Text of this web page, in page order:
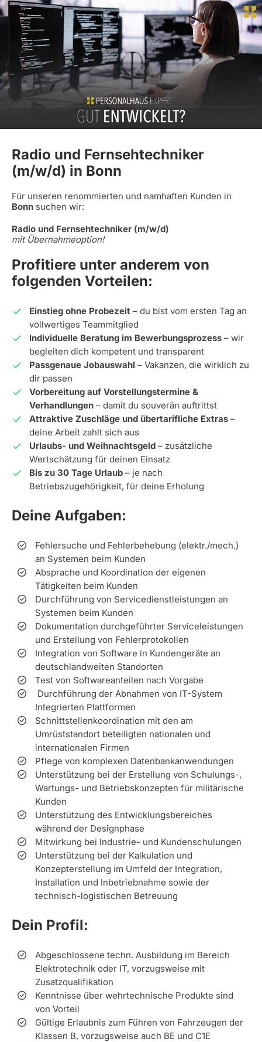
Radio und Fernsehtechniker
(m/w/d) in Bonn
Für unseren renommierten und namhaften Kunden in
Bonn suchen wir:
Radio und Fernsehtechniker (m/w/d)
mit Übernahmeoption!
Profitiere unter anderem von
folgenden Vorteilen:
Einstieg ohne Probezeit – du bist vom ersten Tag an
vollwertiges Teammitglied
Individuelle Beratung im Bewerbungsprozess – wir
begleiten dich kompetent und transparent
Passgenaue Jobauswahl – Vakanzen, die wirklich zu
dir passen
Vorbereitung auf Vorstellungstermine &
Verhandlungen – damit du souverän auftrittst
Attraktive Zuschläge und übertarifliche Extras –
deine Arbeit zahlt sich aus
Urlaubs- und Weihnachtsgeld – zusätzliche
Wertschätzung für deinen Einsatz
Bis zu 30 Tage Urlaub – je nach
Betriebszugehörigkeit, für deine Erholung
Deine Aufgaben:
Fehlersuche und Fehlerbehebung (elektr./mech.)
an Systemen beim Kunden
Absprache und Koordination der eigenen
Tätigkeiten beim Kunden
Durchführung von Servicedienstleistungen an
Systemen beim Kunden
Dokumentation durchgeführter Serviceleistungen
und Erstellung von Fehlerprotokollen
Integration von Software in Kundengeräte an
deutschlandweiten Standorten
Test von Softwareanteilen nach Vorgabe
Durchführung der Abnahmen von IT-System
Integrierten Plattformen
Schnittstellenkoordination mit den am
Umrüststandort beteiligten nationalen und
internationalen Firmen
Pflege von komplexen Datenbankanwendungen
Unterstützung bei der Erstellung von Schulungs-,
Wartungs- und Betriebskonzepten für militärische
Kunden
Unterstützung des Entwicklungsbereiches
während der Designphase
Mitwirkung bei Industrie- und Kundenschulungen
Unterstützung bei der Kalkulation und
Konzepterstellung im Umfeld der Integration,
Installation und Inbetriebnahme sowie der
technisch-logistischen Betreuung
Dein Profil:
Abgeschlossene techn. Ausbildung im Bereich
Elektrotechnik oder IT, vorzugsweise mit
Zusatzqualifikation
Kenntnisse über wehrtechnische Produkte sind
von Vorteil
Gültige Erlaubnis zum Führen von Fahrzeugen der
Klassen B, vorzugsweise auch BE und C1E